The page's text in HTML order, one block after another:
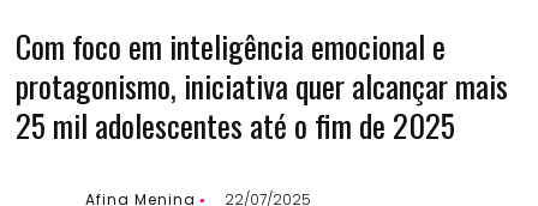
Com foco em inteligência emocional e
protagonismo, iniciativa quer alcançar mais
25 mil adolescentes até o fim de 2025
Afina Menina 22/07/2025